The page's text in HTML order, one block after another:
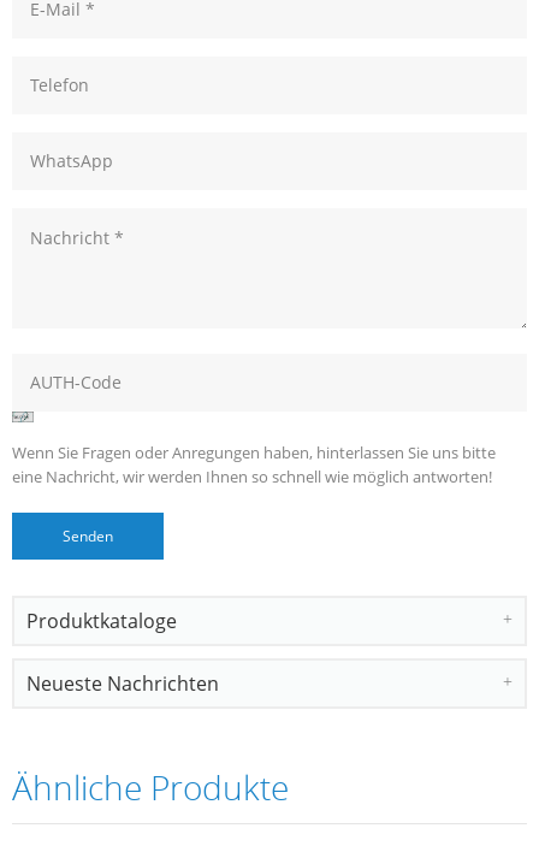
Wenn Sie Fragen oder Anregungen haben, hinterlassen Sie uns bitte
eine Nachricht, wir werden Ihnen so schnell wie möglich antworten!
Produktkataloge
Neueste Nachrichten
Ähnliche Produkte